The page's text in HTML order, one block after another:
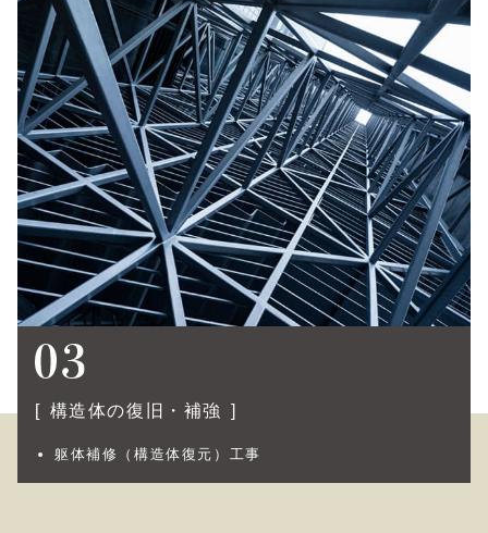
構造体の復旧・補強
躯体補修（構造体復元）工事